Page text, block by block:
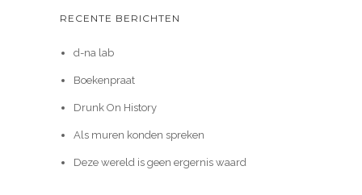
RECENTE BERICHTEN
d-na lab
Boekenpraat
Drunk On History
Als muren konden spreken
Deze wereld is geen ergernis waard